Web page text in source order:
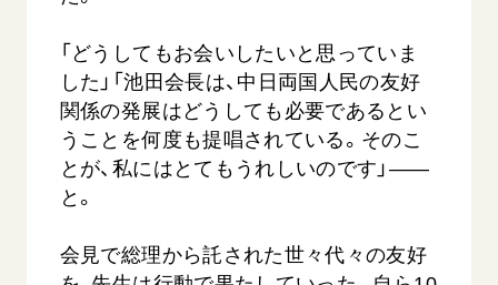
証言 広島
「どうしてもお会いしたいと思っていま
した」「池田会長は、中日両国人民の友好
関係の発展はどうしても必要であるとい
うことを何度も提唱されている。そのこ
とが、私にはとてもうれしいのです」――
と。
会見で総理から託された世々代々の友好